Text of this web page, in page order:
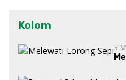
Kolom
3